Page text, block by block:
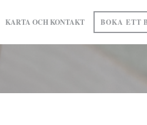
((ÖPPNAS I ETT NYTT FÖNSTER))
KARTA OCH KONTAKT BOKA ETT